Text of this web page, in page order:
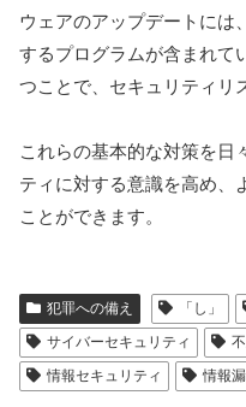
ウェアのアップデートには
するプログラムが含まれて
つことで、セキュリティリ
これらの基本的な対策を日
ティに対する意識を高め、
ことができます。
犯罪への備え 「し」
サイバーセキュリティ
情報セキュリティ
情報